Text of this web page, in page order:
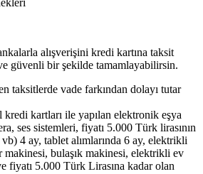
alışverişini kredi kartına taksit
güvenli bir şekilde tamamlayabilirsin.
taksitlerde vade farkından dolayı tutar
kredi kartları ile yapılan elektronik eşya
ses sistemleri, fiyatı 5.000 Türk lirasının
4 ay, tablet alımlarında 6 ay, elektrikli
makinesi, bulaşık makinesi, elektrikli ev
fiyatı 5.000 Türk Lirasına kadar olan